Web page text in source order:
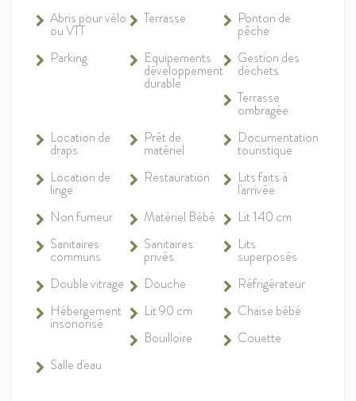
Abris pour vélo
ou VTT
Terrasse Ponton de
pêche
Parking
Equipements
développement
durable
Gestion des
déchets
Terrasse
ombragée
Location de
draps
Prêt de
matériel
Documentation
touristique
Location de
linge
Restauration Lits faits à
l'arrivée
Non fumeur
Matériel Bébé
Lit 140 cm
Sanitaires
communs
Sanitaires
privés
Lits
superposés
Double vitrage
Douche
Réfrigérateur
Hébergement
insonorisé
Lit 90 cm
Chaise bébé
Bouilloire
Couette
Salle d'eau